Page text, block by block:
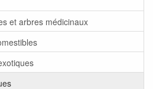
et arbres médicinaux